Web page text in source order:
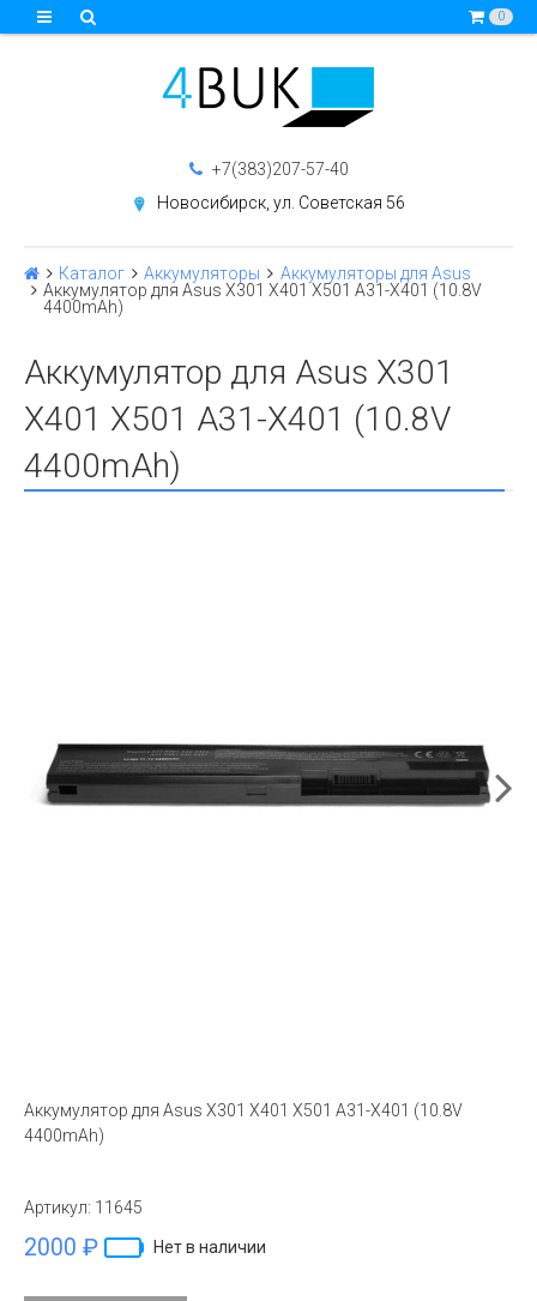
0
+7(383)207-57-40
Новосибирск, ул. Советская 56
Каталог Аккумуляторы
Аккумуляторы для Asus
Аккумулятор для Asus X301 X401 X501 A31-X401 (10.8V
4400mAh)
Аккумулятор для Asus X301
X401 X501 A31-X401 (10.8V
4400mAh)
Аккумулятор для Asus X301 X401 X501 A31-X401 (10.8V
4400mAh)
Артикул: 11645
2000 ₽ Нет в наличии